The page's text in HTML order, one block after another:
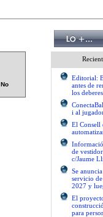
No
Editorial:
antes de
los
i al
El Consell
de
c/Jaume
Se
servicio
2027 y
El
para